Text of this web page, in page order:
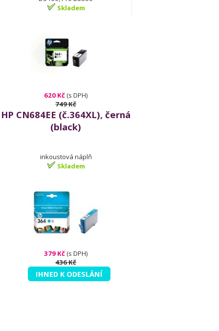
Skladem
620 Kč(s DPH)
749 Kč
HP CN684EE (č.364XL), černá
(black)
inkoustová náplň
Skladem
379 Kč(s DPH)
436 Kč
IHNED K ODESLÁNÍ